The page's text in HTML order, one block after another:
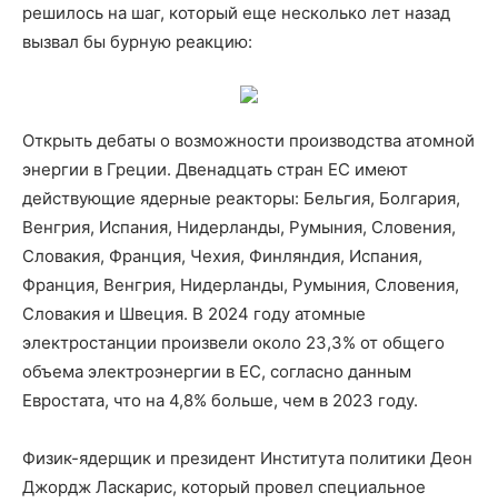
решилось на шаг, который еще несколько лет назад
вызвал бы бурную реакцию:
Открыть дебаты о возможности производства атомной
энергии в Греции. Двенадцать стран ЕС имеют
действующие ядерные реакторы: Бельгия, Болгария,
Венгрия, Испания, Нидерланды, Румыния, Словения,
Словакия, Франция, Чехия, Финляндия, Испания,
Франция, Венгрия, Нидерланды, Румыния, Словения,
Словакия и Швеция. В 2024 году атомные
электростанции произвели около 23,3% от общего
объема электроэнергии в ЕС, согласно данным
Евростата, что на 4,8% больше, чем в 2023 году.
Физик-ядерщик и президент Института политики Деон
Джордж Ласкарис, который провел специальное